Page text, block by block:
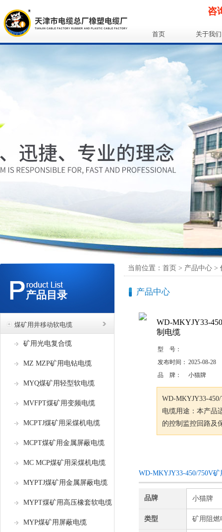
咨
首页 关于我们
产品目录
煤矿用井移动软电缆
矿用光电复合缆
MZ MZP矿用电钻电缆
MYQ煤矿用轻型软电缆
MVFPT煤矿用变频电缆
MCPTJ煤矿用采煤机电缆
MCPT煤矿用金属屏蔽电缆
MC MCP煤矿用采煤机电缆
MYPTJ煤矿用金属屏蔽电缆
MYPT煤矿用高压橡套软电缆
MYP煤矿用屏蔽电缆
当前位置：首页 > 产品中心 >
产品中心
WD-MKYJY33-
制电缆
型 号：
发布时间： 2025-08-28
品 牌：
小猫牌
WD-MKYJY33-
电缆用途：本产品
的控制监控回路及
WD-MKYJY33-450/750V
品牌 小猫牌
类型 矿用阻燃